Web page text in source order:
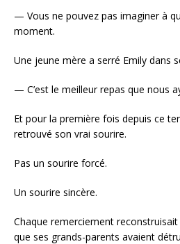
— Vous ne pouvez pas imaginer à
moment.
Une jeune mère a serré Emily dans
— C’est le meilleur repas que nous
Et pour la première fois depuis ce
retrouvé son vrai sourire.
Pas un sourire forcé.
Un sourire sincère.
Chaque remerciement
que ses grands-parents avaient